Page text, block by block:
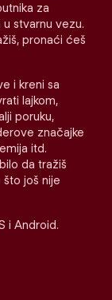
za
stvarnu vezu.
pronaći ćeš
i kreni sa
lajkom,
poruku,
značajke
itd.
da tražiš
još nije
i Android.